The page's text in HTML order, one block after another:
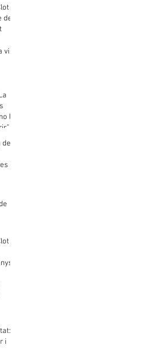
la
de
i